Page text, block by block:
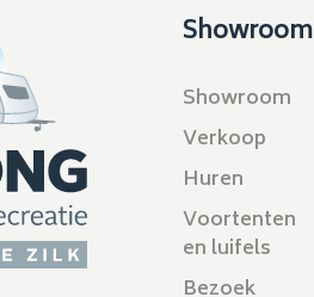
Showroom
Showroom
Verkoop
Huren
Voortenten
en luifels
Bezoek